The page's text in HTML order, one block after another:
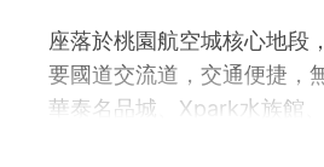
座落於桃園航空城核心地段
要國道交流道，交通便捷，
華泰名品城、Xpark水族館